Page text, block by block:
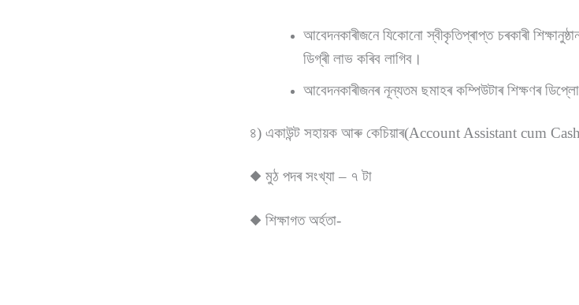
আবেদনকাৰীজনে যিকোনো স্বীকৃতিপ্ৰাপ্ত চৰকাৰী
ডিগ্ৰী লাভ কৰিব লাগিব।
আবেদনকাৰীজনৰ নূন্যতম ছমাহৰ কম্পিউটাৰ শিক্ষণৰ
৪) একাউন্ট সহায়ক আৰু কেচিয়াৰ(Account Assistant cum
◆ মুঠ পদৰ সংখ্যা – ৭ টা
◆ শিক্ষাগত অৰ্হতা-